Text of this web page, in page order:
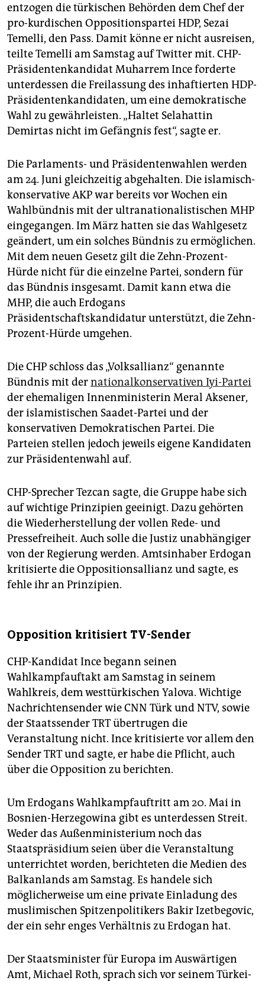
entzogen die türkischen Behörden dem Chef der
pro-kurdischen Oppositionspartei HDP, Sezai
Temelli, den Pass. Damit könne er nicht ausreisen,
teilte Temelli am Samstag auf Twitter mit. CHP-
Präsidentenkandidat Muharrem Ince forderte
unterdessen die Freilassung des inhaftierten HDP-
Präsidentenkandidaten, um eine demokratische
Wahl zu gewährleisten. „Haltet Selahattin
Demirtas nicht im Gefängnis fest“, sagte er.
Die Parlaments- und Präsidentenwahlen werden
am 24. Juni gleichzeitig abgehalten. Die islamisch-
konservative AKP war bereits vor Wochen ein
Wahlbündnis mit der ultranationalistischen MHP
eingegangen. Im März hatten sie das Wahlgesetz
geändert, um ein solches Bündnis zu ermöglichen.
Mit dem neuen Gesetz gilt die Zehn-Prozent-
Hürde nicht für die einzelne Partei, sondern für
das Bündnis insgesamt. Damit kann etwa die
MHP, die auch Erdogans
Präsidentschaftskandidatur unterstützt, die Zehn-
Prozent-Hürde umgehen.
Die CHP schloss das „Volksallianz“ genannte
Bündnis mit dernationalkonservativen Iyi-Partei
der ehemaligen Innenministerin Meral Aksener,
der islamistischen Saadet-Partei und der
konservativen Demokratischen Partei. Die
Parteien stellen jedoch jeweils eigene Kandidaten
zur Präsidentenwahl auf.
CHP-Sprecher Tezcan sagte, die Gruppe habe sich
auf wichtige Prinzipien geeinigt. Dazu gehörten
die Wiederherstellung der vollen Rede- und
Pressefreiheit. Auch solle die Justiz unabhängiger
von der Regierung werden. Amtsinhaber Erdogan
kritisierte die Oppositionsallianz und sagte, es
fehle ihr an Prinzipien.
Opposition kritisiert TV-Sender
CHP-Kandidat Ince begann seinen
Wahlkampfauftakt am Samstag in seinem
Wahlkreis, dem westtürkischen Yalova. Wichtige
Nachrichtensender wie CNN Türk und NTV, sowie
der Staatssender TRT übertrugen die
Veranstaltung nicht. Ince kritisierte vor allem den
Sender TRT und sagte, er habe die Pflicht, auch
über die Opposition zu berichten.
Um Erdogans Wahlkampfauftritt am 20. Mai in
Bosnien-Herzegowina gibt es unterdessen Streit.
Weder das Außenministerium noch das
Staatspräsidium seien über die Veranstaltung
unterrichtet worden, berichteten die Medien des
Balkanlands am Samstag. Es handele sich
möglicherweise um eine private Einladung des
muslimischen Spitzenpolitikers Bakir Izetbegovic,
der ein sehr enges Verhältnis zu Erdogan hat.
Der Staatsminister für Europa im Auswärtigen
Amt, Michael Roth, sprach sich vor seinem Türkei-